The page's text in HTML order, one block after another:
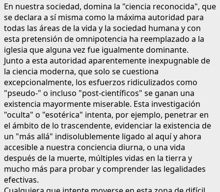
En nuestra sociedad, domina la "ciencia reconocida", que
se declara a sí misma como la máxima autoridad para
todas las áreas de la vida y la sociedad humana y con
esta pretensión de omnipotencia ha reemplazado a la
iglesia que alguna vez fue igualmente dominante.
Junto a esta autoridad aparentemente inexpugnable de
la ciencia moderna, que solo se cuestiona
excepcionalmente, los esfuerzos ridiculizados como
"pseudo-" o incluso "post-científicos" se ganan una
existencia mayormente miserable. Esta investigación
"oculta" o "esotérica" intenta, por ejemplo, penetrar en
el ámbito de lo trascendente, evidenciar la existencia de
un "más allá" indisolublemente ligado al aquí y ahora
accesible a nuestra conciencia diurna, o una vida
después de la muerte, múltiples vidas en la tierra y
mucho más para probar y comprender las legalidades
efectivas.